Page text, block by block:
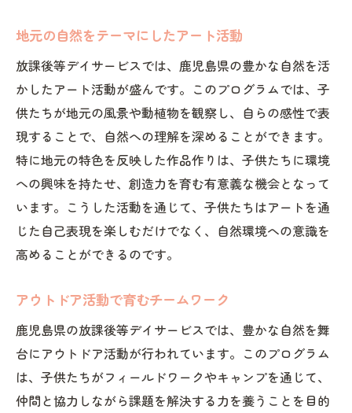
地元の自然をテーマにしたアート活動
放課後等デイサービスでは、鹿児島県の豊かな自然を活
かしたアート活動が盛んです。このプログラムでは、子
供たちが地元の風景や動植物を観察し、自らの感性で表
現することで、自然への理解を深めることができます。
特に地元の特色を反映した作品作りは、子供たちに環境
への興味を持たせ、創造力を育む有意義な機会となって
います。こうした活動を通じて、子供たちはアートを通
じた自己表現を楽しむだけでなく、自然環境への意識を
高めることができるのです。
アウトドア活動で育むチームワーク
鹿児島県の放課後等デイサービスでは、豊かな自然を舞
台にアウトドア活動が行われています。このプログラム
は、子供たちがフィールドワークやキャンプを通じて、
仲間と協力しながら課題を解決する力を養うことを目的